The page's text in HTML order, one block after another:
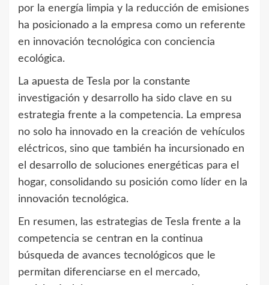
por la energía limpia y la reducción de emisiones
ha posicionado a la empresa como un referente
en innovación tecnológica con conciencia
ecológica.
La apuesta de Tesla por la constante
investigación y desarrollo ha sido clave en su
estrategia frente a la competencia. La empresa
no solo ha innovado en la creación de vehículos
eléctricos, sino que también ha incursionado en
el desarrollo de soluciones energéticas para el
hogar, consolidando su posición como líder en la
innovación tecnológica.
En resumen, las estrategias de Tesla frente a la
competencia se centran en la continua
búsqueda de avances tecnológicos que le
permitan diferenciarse en el mercado,